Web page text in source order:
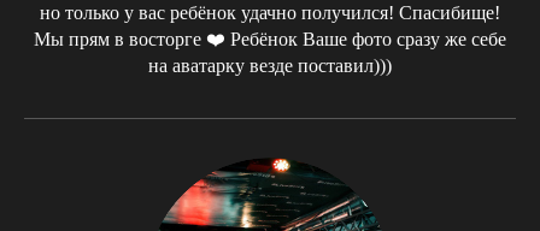
но только у вас ребёнок удачно получился! Спасибище!
Мы прям в восторге ❤️ Ребёнок Ваше фото сразу же себе
на аватарку везде поставил)))